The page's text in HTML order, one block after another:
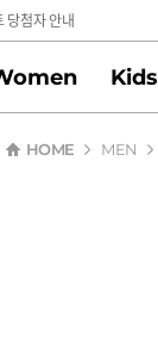
당첨자 안내
벤트
도 조사 당첨자 안내
Kids
HOME MEN